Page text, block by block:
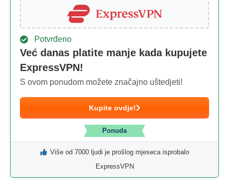
Potvrđeno
Već danas platite manje kada kupujete
ExpressVPN!
S ovom ponudom možete značajno uštedjeti!
Kupite ovdje!
Ponuda
Više od 7000 ljudi je prošlog mjeseca isprobalo
ExpressVPN